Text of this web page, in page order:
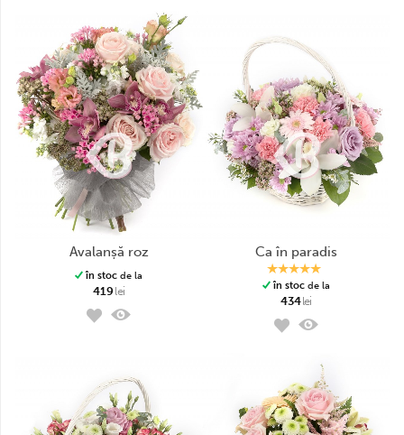
avalanșă roz
în stoc de la
419lei
ca în paradis
în stocde la
434lei